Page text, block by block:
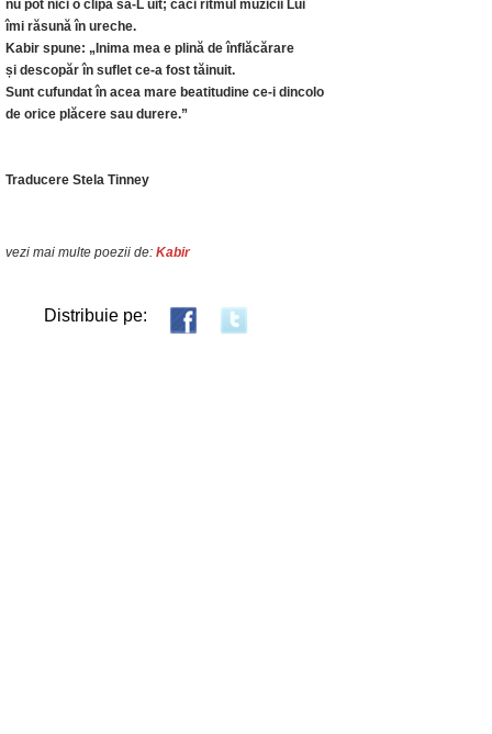
nu pot nici o clipă să-L uit; căci ritmul muzicii Lui
îmi răsună în ureche.
Kabir spune: „Inima mea e plină de înflăcărare
și descopăr în suflet ce-a fost tăinuit.
Sunt cufundat în acea mare beatitudine ce-i dincolo
de orice plăcere sau durere.”
Traducere Stela Tinney
vezi mai multe poezii de: Kabir
Distribuie pe: